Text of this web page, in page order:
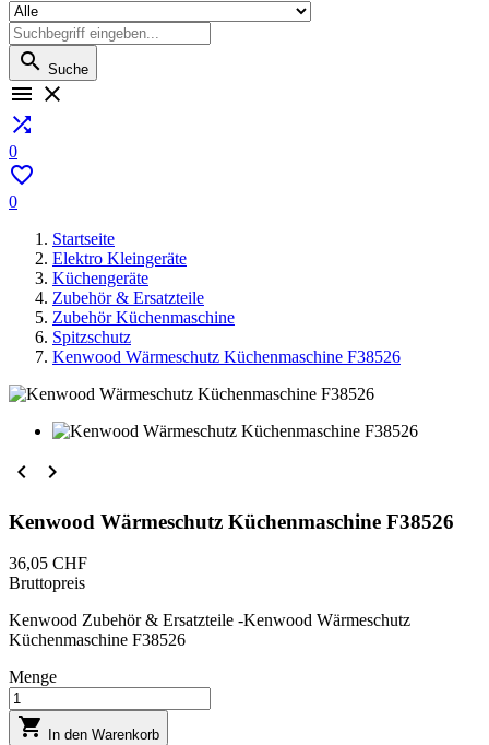
 Suche
 

0

0
Startseite
Elektro Kleingeräte
Küchengeräte
Zubehör & Ersatzteile
Zubehör Küchenmaschine
Spitzschutz
Kenwood Wärmeschutz Küchenmaschine F38526
 
Kenwood Wärmeschutz Küchenmaschine F38526
36,05 CHF
Bruttopreis
Kenwood Zubehör & Ersatzteile -Kenwood Wärmeschutz
Küchenmaschine F38526
Menge
 In den Warenkorb